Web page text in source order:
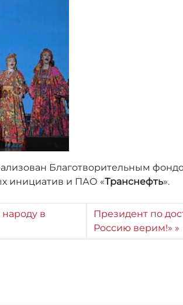
Благотворительным
инициатив и ПАО «Транснефть».
в
Президент по
Россию верим!»